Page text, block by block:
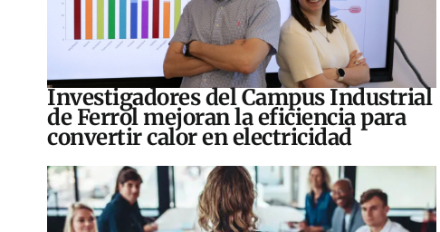
Investigadores del Campus Industrial
de Ferrol mejoran la eficiencia para
convertir calor en electricidad